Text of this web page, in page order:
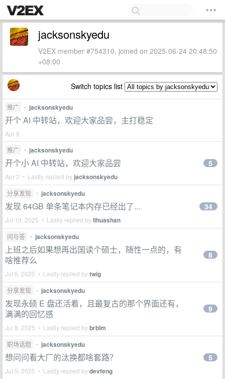
jacksonskyedu
V2EX member #754310, joined on 2025-06-24 20:48:50
+08:00
Switch topics list
推广 • jacksonskyedu
开个 AI 中转站，欢迎大家品尝，主打稳定
Apr 9
推广
• jacksonskyedu
开个小 AI 中转站，欢迎大家品尝
Apr 2 • Lastly replied by jacksonskyedu
5
分享发现 • jacksonskyedu
发现 64GB 单条笔记本内存已经出了...
Jul 10, 2025 • Lastly replied bylihuashan
34
问与答 • jacksonskyedu
上班之后如果想再出国读个硕士，随性一点的，有
啥推荐么
Jul 6, 2025 • Lastly replied bytwig
8
分享发现 • jacksonskyedu
发现永硕 E 盘还活着，且最复古的那个界面还有，
满满的回忆感
Jul 8, 2025 • Lastly replied bybrblm
9
职场话题 • jacksonskyedu
想问问看大厂的汰换都啥套路？
Jul 5, 2025 • Lastly replied bydevfeng
5